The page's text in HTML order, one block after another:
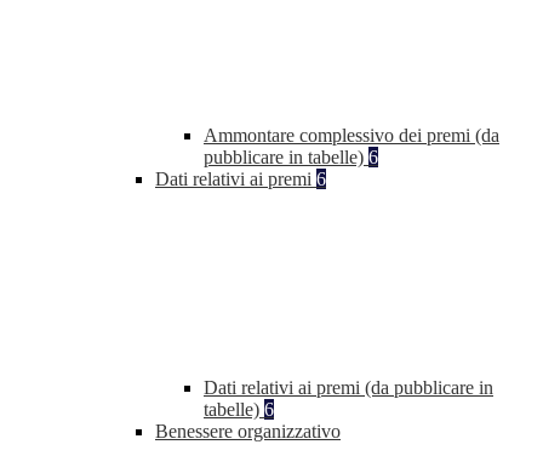
Ammontare complessivo dei premi (da
pubblicare in tabelle) 6
Dati relativi ai premi 6
Dati relativi ai premi (da pubblicare in
tabelle) 6
Benessere organizzativo